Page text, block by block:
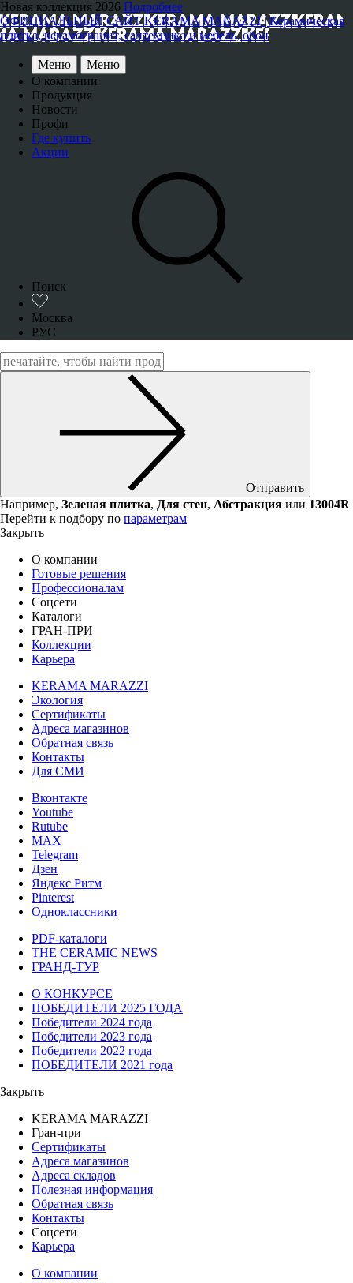
Новая коллекция 2026 Подробнее
ОФИЦИАЛЬНЫЙ САЙТ KERAMA MARAZZI | Керамическая
плитка, керамогранит, сантехника и мебель, обои
Меню
Меню
О компании
Продукция
Новости
Профи
Где купить
Акции
Поиск
Москва
РУС
Отправить
Например, Зеленая плитка, Для стен, Абстракция или 13004R
Перейти к подбору по параметрам
Закрыть
О компании
Готовые решения
Профессионалам
Соцсети
Каталоги
ГРАН-ПРИ
Коллекции
Карьера
KERAMA MARAZZI
Экология
Сертификаты
Адреса магазинов
Обратная связь
Контакты
Для СМИ
Вконтакте
Youtube
Rutube
MAX
Telegram
Дзен
Яндекс Ритм
Pinterest
Одноклассники
PDF-каталоги
THE CERAMIC NEWS
ГРАНД-ТУР
О КОНКУРСЕ
ПОБЕДИТЕЛИ 2025 ГОДА
Победители 2024 года
Победители 2023 года
Победители 2022 года
ПОБЕДИТЕЛИ 2021 года
Закрыть
KERAMA MARAZZI
Гран-при
Сертификаты
Адреса магазинов
Адреса складов
Полезная информация
Обратная связь
Контакты
Соцсети
Карьера
О компании